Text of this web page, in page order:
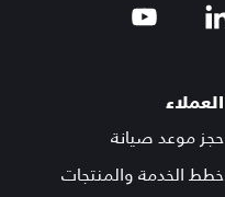
العملاء
حجز موعد صيانة
خطط الخدمة والمنتجات